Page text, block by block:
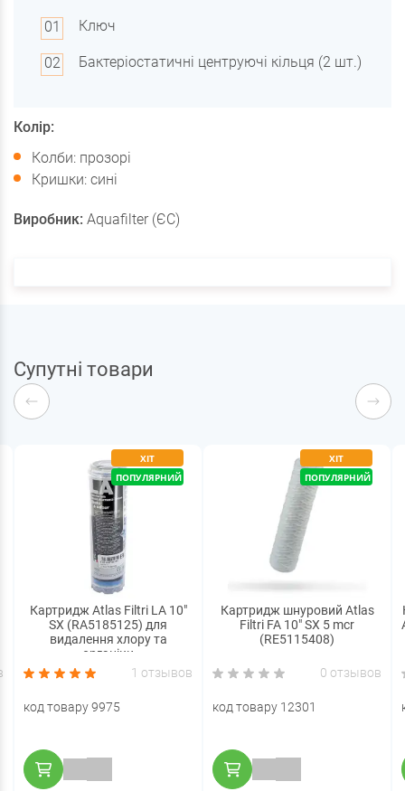
Ключ
Бактеріостатичні центруючі кільця (2 шт.)
Колір:
Колби: прозорі
Кришки: сині
Виробник: Aquafilter (ЄС)
Супутні товари
ХІТ
ПОПУЛЯРНИЙ
Картридж Atlas Filtri LA 10"
SX (RA5185125) для
видалення хлору та
органіки
1 отзывов
код товару 9975
ХІТ
ПОПУЛЯРНИЙ
Картридж шнуровий Atlas
Filtri FA 10" SX 5 mcr
(RE5115408)
0 отзывов
код товару 12301